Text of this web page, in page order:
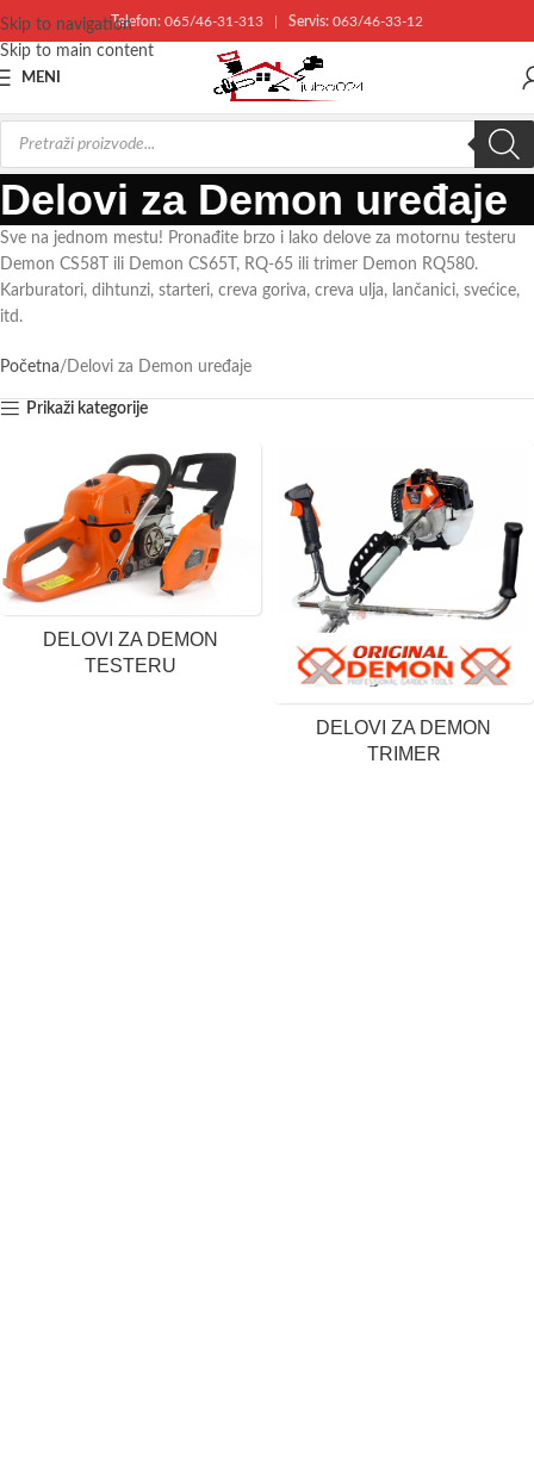
Skip to navigation
Skip to main content
Telefon: 065/46-31-313 Servis: 063/46-33-12
MENI
Delovi za Demon uređaje
Sve na jednom mestu! Pronađite brzo i lako delove za motornu testeru
Demon CS58T ili Demon CS65T, RQ-65 ili trimer Demon RQ580.
Karburatori, dihtunzi, starteri, creva goriva, creva ulja, lančanici, svećice,
itd.
Početna Delovi za Demon uređaje
Prikaži kategorije
DELOVI ZA DEMON
TESTERU
DELOVI ZA DEMON
TRIMER